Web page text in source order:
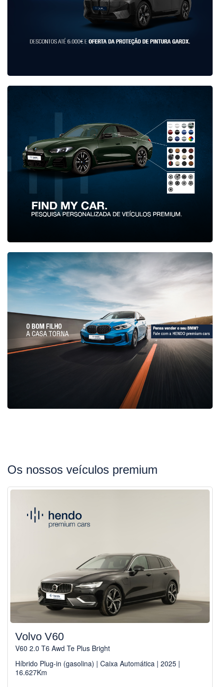
Os nossos veículos premium
Volvo V60
V60 2.0 T6 Awd Te Plus Bright
Híbrido Plug-in (gasolina) | Caixa Automática | 2025 |
16.627Km